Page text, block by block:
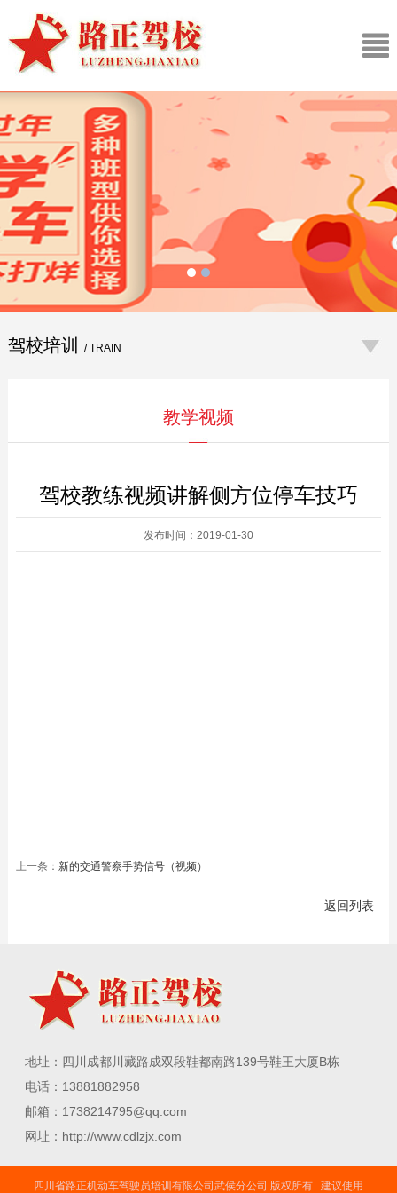
驾校培训 / TRAIN
教学视频
驾校教练视频讲解侧方位停车技巧
发布时间：2019-01-30
上一条： 新的交通警察手势信号（视频）
返回列表
地址：四川成都川藏路成双段鞋都南路139号鞋王大厦B栋
电话：13881882958
邮箱：1738214795@qq.com
网址：http://www.cdlzjx.com
四川省路正机动车驾驶员培训有限公司武侯分公司 版权所有 建议使用